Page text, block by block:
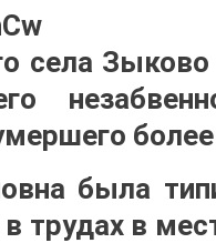
села
была
трудах в